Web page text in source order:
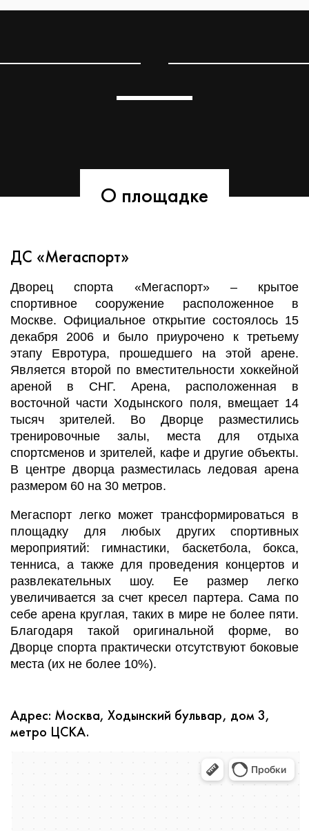
О площадке
ДС «Мегаспорт»
Дворец спорта «Мегаспорт» – крытое
спортивное сооружение расположенное в
Москве. Официальное открытие состоялось 15
декабря 2006 и было приурочено к третьему
этапу Евротура, прошедшего на этой арене.
Является второй по вместительности хоккейной
ареной в СНГ. Арена, расположенная в
восточной части Ходынского поля, вмещает 14
тысяч зрителей. Во Дворце разместились
тренировочные залы, места для отдыха
спортсменов и зрителей, кафе и другие объекты.
В центре дворца разместилась ледовая арена
размером 60 на 30 метров.
Мегаспорт легко может трансформироваться в
площадку для любых других спортивных
мероприятий: гимнастики, баскетбола, бокса,
тенниса, а также для проведения концертов и
развлекательных шоу. Ее размер легко
увеличивается за счет кресел партера. Сама по
себе арена круглая, таких в мире не более пяти.
Благодаря такой оригинальной форме, во
Дворце спорта практически отсутствуют боковые
места (их не более 10%).
Адрес: Москва, Ходынский бульвар, дом 3,
метро ЦСКА.